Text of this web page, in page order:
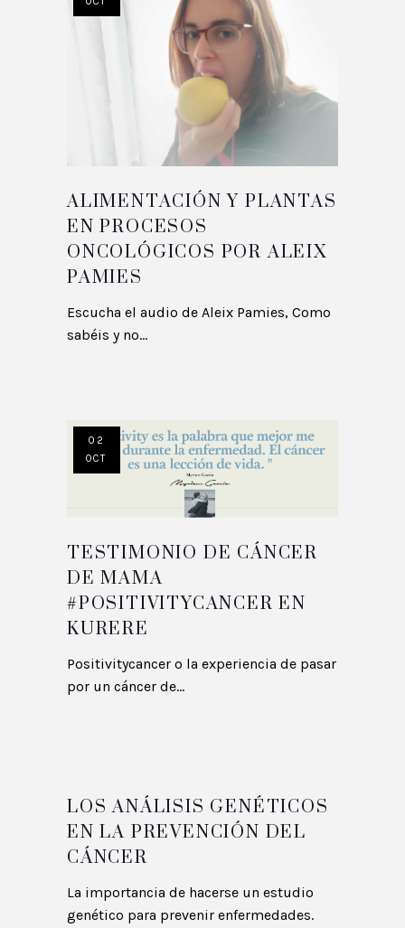
ALIMENTACIÓN Y PLANTAS
EN PROCESOS
ONCOLÓGICOS POR ALEIX
PAMIES
Escucha el audio de Aleix Pamies, Como
sabéis y no...
02
OCT
TESTIMONIO DE CÁNCER
DE MAMA
#POSITIVITYCANCER EN
KURERE
Positivitycancer o la experiencia de pasar
por un cáncer de...
LOS ANÁLISIS GENÉTICOS
EN LA PREVENCIÓN DEL
CÁNCER
La importancia de hacerse un estudio
genético para prevenir enfermedades.